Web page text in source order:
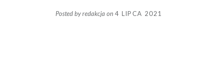
Posted byredakcja on4 LIPCA 2021